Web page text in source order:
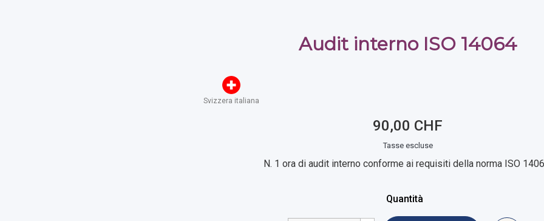
Audit interno ISO 14064
Svizzera italiana
90,00 CHF
Tasse escluse
N. 1 ora di audit interno conforme ai requisiti della norma ISO
Quantità